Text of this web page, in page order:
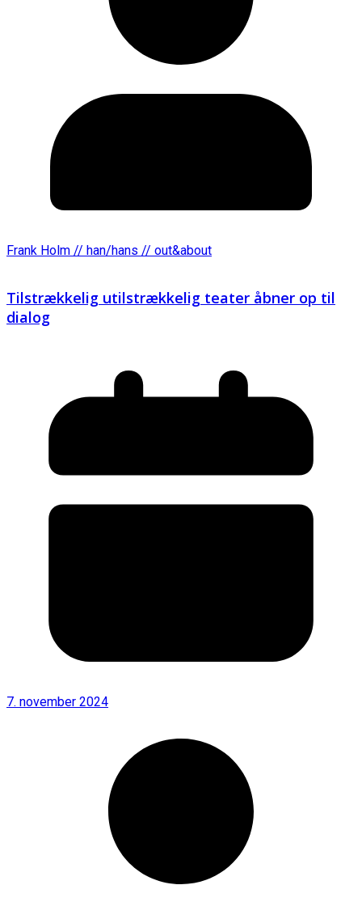
Frank Holm // han/hans // out&about
Tilstrækkelig utilstrækkelig teater åbner op til
dialog
7. november 2024